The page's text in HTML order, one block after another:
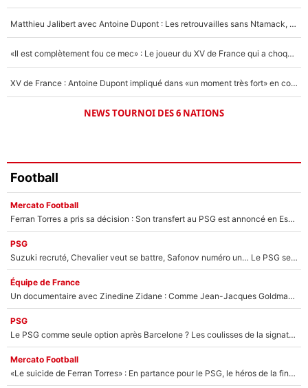
Matthieu Jalibert avec Antoine Dupont : Les retrouvailles sans Ntamack, «il y a eu des discussions»
«Il est complètement fou ce mec» : Le joueur du XV de France qui a choqué Matthieu Jalibert !
XV de France : Antoine Dupont impliqué dans «un moment très fort» en coulisses
NEWS TOURNOI DES 6 NATIONS
Football
Mercato Football
Ferran Torres a pris sa décision : Son transfert au PSG est annoncé en Espagne !
PSG
Suzuki recruté, Chevalier veut se battre, Safonov numéro un… Le PSG se lance encore dans un gros chantier pour le poste de gardien de but
Équipe de France
Un documentaire avec Zinedine Zidane : Comme Jean-Jacques Goldman et Mylène Farmer, le nouveau sélectionneur de l'équipe de France a recalé une journaliste très connue
PSG
Le PSG comme seule option après Barcelone ? Les coulisses de la signature historique de Lionel Messi sont révélées au grand jour !
Mercato Football
«Le suicide de Ferran Torres» : En partance pour le PSG, le héros de la finale de la Coupe du monde s'attire les foudres de la presse espagnole !